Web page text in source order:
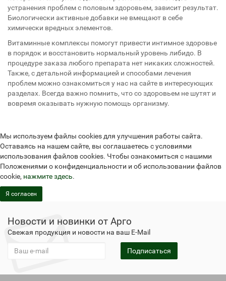
устранения проблем с половым здоровьем, зависит результат.
Биологически активные добавки не вмещают в себе
химически вредных элементов.
Витаминные комплексы помогут привести интимное здоровье
в порядок и восстановить нормальный уровень либидо. В
процедуре заказа любого препарата нет никаких сложностей.
Также, с детальной информацией и способами лечения
проблем можно ознакомиться у нас на сайте в интересующих
разделах. Всегда важно помнить, что со здоровьем не шутят и
вовремя оказывать нужную помощь организму.
Мы используем файлы cookies для улучшения работы сайта.
Оставаясь на нашем сайте, вы соглашаетесь с условиями
использования файлов cookies. Чтобы ознакомиться с нашими
Положениями о конфиденциальности и об использовании файлов
cookie, нажмите здесь.
Я согласен
Новости и новинки от Арго
Свежая продукция и новости на ваш E-Mail
Подписаться